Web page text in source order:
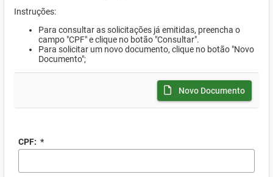
Instruções:
Para consultar as solicitações já emitidas, preencha o
campo "CPF" e clique no botão "Consultar".
Para solicitar um novo documento, clique no botão "Novo
Documento";
Novo Documento
CPF: *